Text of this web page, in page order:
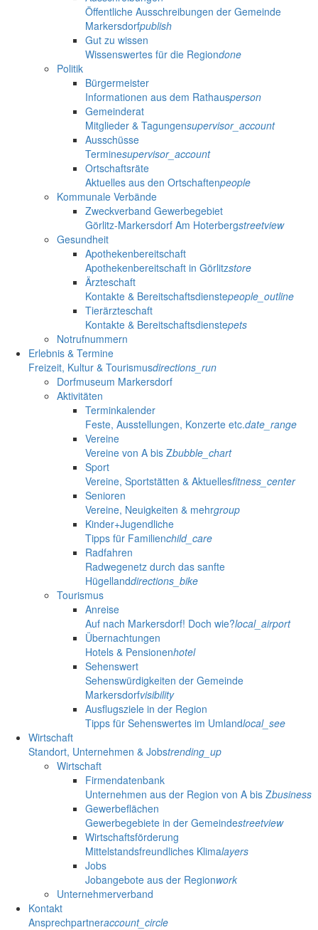
Öffentliche Ausschreibungen der Gemeinde
Markersdorfpublish
Gut zu wissen
Wissenswertes für die Regiondone
Politik
Bürgermeister
Informationen aus dem Rathausperson
Gemeinderat
Mitglieder & Tagungensupervisor_account
Ausschüsse
Terminesupervisor_account
Ortschaftsräte
Aktuelles aus den Ortschaftenpeople
Kommunale Verbände
Zweckverband Gewerbegebiet
Görlitz-Markersdorf Am Hoterbergstreetview
Gesundheit
Apothekenbereitschaft
Apothekenbereitschaft in Görlitzstore
Ärzteschaft
Kontakte & Bereitschaftsdienstepeople_outline
Tierärzteschaft
Kontakte & Bereitschaftsdienstepets
Notrufnummern
Erlebnis & Termine
Freizeit, Kultur & Tourismusdirections_run
Dorfmuseum Markersdorf
Aktivitäten
Terminkalender
Feste, Ausstellungen, Konzerte etc.date_range
Vereine
Vereine von A bis Zbubble_chart
Sport
Vereine, Sportstätten & Aktuellesfitness_center
Senioren
Vereine, Neuigkeiten & mehrgroup
Kinder+Jugendliche
Tipps für Familienchild_care
Radfahren
Radwegenetz durch das sanfte
Hügellanddirections_bike
Tourismus
Anreise
Auf nach Markersdorf! Doch wie?local_airport
Übernachtungen
Hotels & Pensionenhotel
Sehenswert
Sehenswürdigkeiten der Gemeinde
Markersdorfvisibility
Ausflugsziele in der Region
Tipps für Sehenswertes im Umlandlocal_see
Wirtschaft
Standort, Unternehmen & Jobstrending_up
Wirtschaft
Firmendatenbank
Unternehmen aus der Region von A bis Zbusiness
Gewerbeflächen
Gewerbegebiete in der Gemeindestreetview
Wirtschaftsförderung
Mittelstandsfreundliches Klimalayers
Jobs
Jobangebote aus der Regionwork
Unternehmerverband
Kontakt
Ansprechpartneraccount_circle